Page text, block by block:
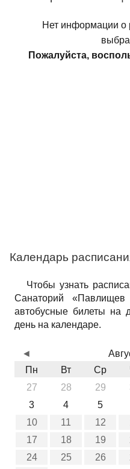
Нет информации о
Пожалуйста,
Календарь
Чтобы узнать
Санаторий
автобусные билеты на
день на календаре.
Пн
Вт Ср
27
28 29
3
4 5
10
11 12
17
18 19
24
25 26
◄